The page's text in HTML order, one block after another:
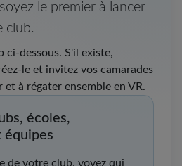
le premier à lancer
club.
ci-dessous. S'il existe,
le et invitez vos camarades
et à régater ensemble en VR.
écoles,
équipes
de votre club, voyez qui